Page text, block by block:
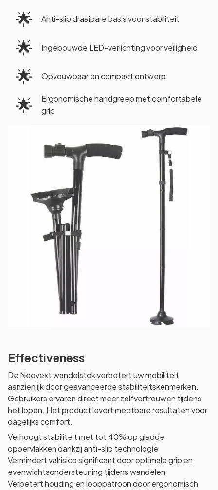
🌟 Anti-slip draaibare basis voor stabiliteit
🌟 Ingebouwde LED-verlichting voor veiligheid
🌟 Opvouwbaar en compact ontwerp
🌟
Ergonomische handgreep met comfortabele
grip
Effectiveness
De Neovext wandelstok verbetert uw mobiliteit
aanzienlijk door geavanceerde stabiliteitskenmerken.
Gebruikers ervaren direct meer zelfvertrouwen tijdens
het lopen. Het product levert meetbare resultaten voor
dagelijks comfort.
Verhoogt stabiliteit met tot 40% op gladde
oppervlakken dankzij anti-slip technologie
Vermindert valrisico significant door optimale grip en
evenwichtsondersteuning tijdens wandelen
Verbetert houding en looppatroon door ergonomisch